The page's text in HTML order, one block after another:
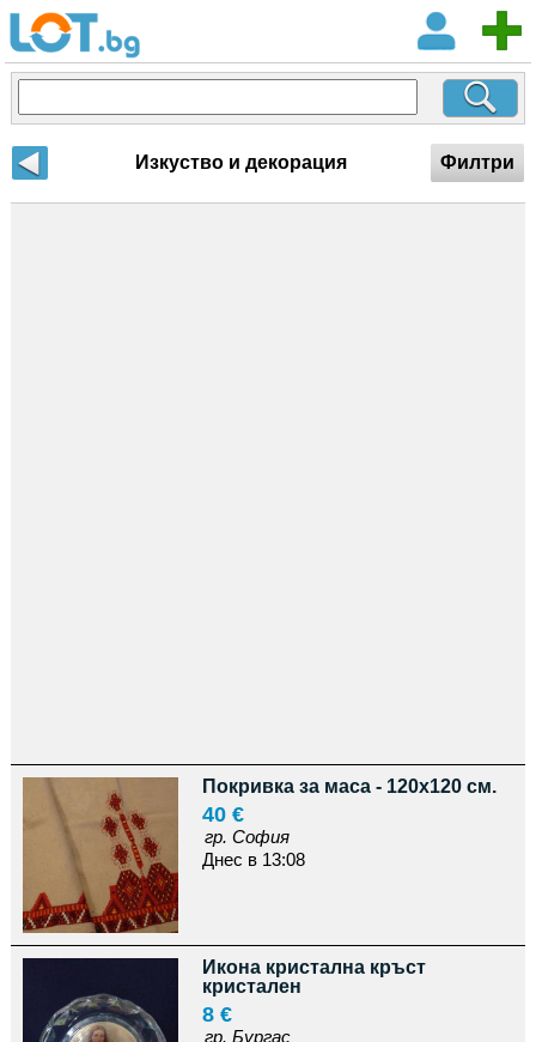
Изкуство и декорация Филтри
Покривка за маса - 120х120 см.
40 €
гр. София
Днес в 13:08
Икона кристална кръст
кристален
8 €
гр. Бургас